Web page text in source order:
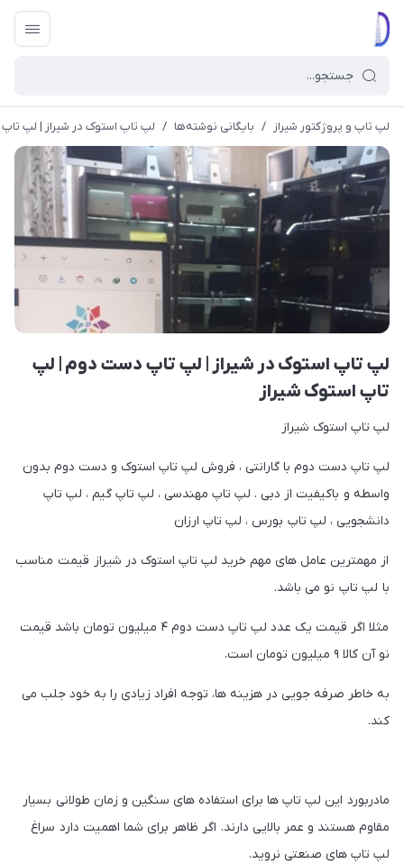
لپ تاپ و پروژکتور شیراز / بایگانی نوشته‌ها / لپ تاپ استوک در شیراز | لپ
لپ تاپ استوک در شیراز | لپ تاپ دست دوم | لپ
تاپ استوک شیراز
لپ تاپ استوک شیراز
لپ تاپ دست دوم با گارانتی ، فروش لپ تاپ استوک و دست دوم بدون
واسطه و باکیفیت از دبی . لپ تاپ مهندسی ، لپ تاپ گیم ، لپ تاپ
دانشجویی ، لپ تاپ بورس ، لپ تاپ ارزان
از مهمترین عامل های مهم خرید لپ تاپ استوک در شیراز قیمت مناسب
با لپ تاپ نو می باشد.
مثلا اگر قیمت یک عدد لپ تاپ دست دوم ۴ میلیون تومان باشد قیمت
نو آن کالا ۹ میلیون تومان است.
به خاطر صرفه جویی در هزینه ها، توجه افراد زیادی را به خود جلب می
کند.
مادربورد این لپ تاپ ها برای استفاده های سنگین و زمان طولانی بسیار
مقاوم هستند و عمر بالایی دارند. اگر ظاهر برای شما اهمیت دارد سراغ
لپ تاپ های صنعتی نروید.